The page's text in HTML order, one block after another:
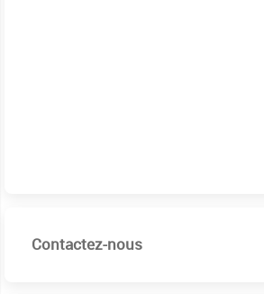
Contactez-nous